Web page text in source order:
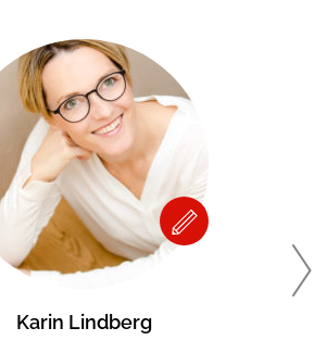
Karin Lindberg